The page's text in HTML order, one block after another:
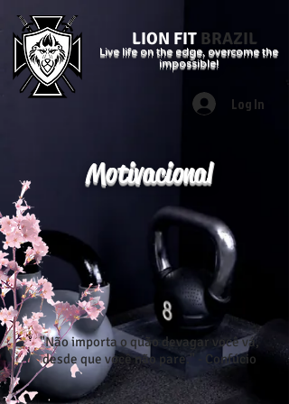
LION FIT BRAZIL
Live life on the edge, overcome the
impossible!
Log In
Motivacional
"Não importa o quão devagar você vá,
desde que você não pare." - Confúcio